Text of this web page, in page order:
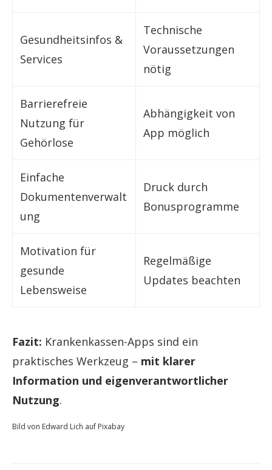
Gesundheitsinfos &
Services
Technische
Voraussetzungen
nötig
Barrierefreie
Nutzung für
Gehörlose
Abhängigkeit von
App möglich
Einfache
Dokumentenverwalt
ung
Druck durch
Bonusprogramme
Motivation für
gesunde
Lebensweise
Regelmäßige
Updates beachten
Fazit: Krankenkassen-Apps sind ein
praktisches Werkzeug – mit klarer
Information und eigenverantwortlicher
Nutzung.
Bild von Edward Lich auf Pixabay